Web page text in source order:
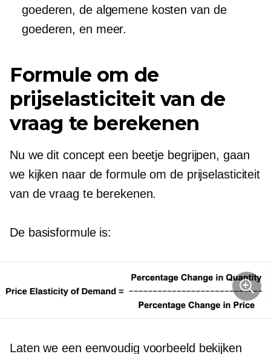
goederen, de algemene kosten van de
goederen, en meer.
Formule om de
prijselasticiteit van de
vraag te berekenen
Nu we dit concept een beetje begrijpen, gaan
we kijken naar de formule om de prijselasticiteit
van de vraag te berekenen.
De basisformule is:
Laten we een eenvoudig voorbeeld bekijken